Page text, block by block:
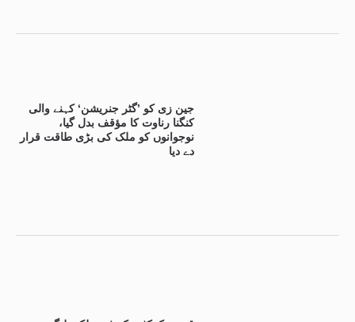
جین زی کو ’گٹر جنریشن‘ کہنے والی
کنگنا رناوت کا مؤقف بدل گیا،
نوجوانوں کو ملک کی بڑی طاقت قرار
دے دیا